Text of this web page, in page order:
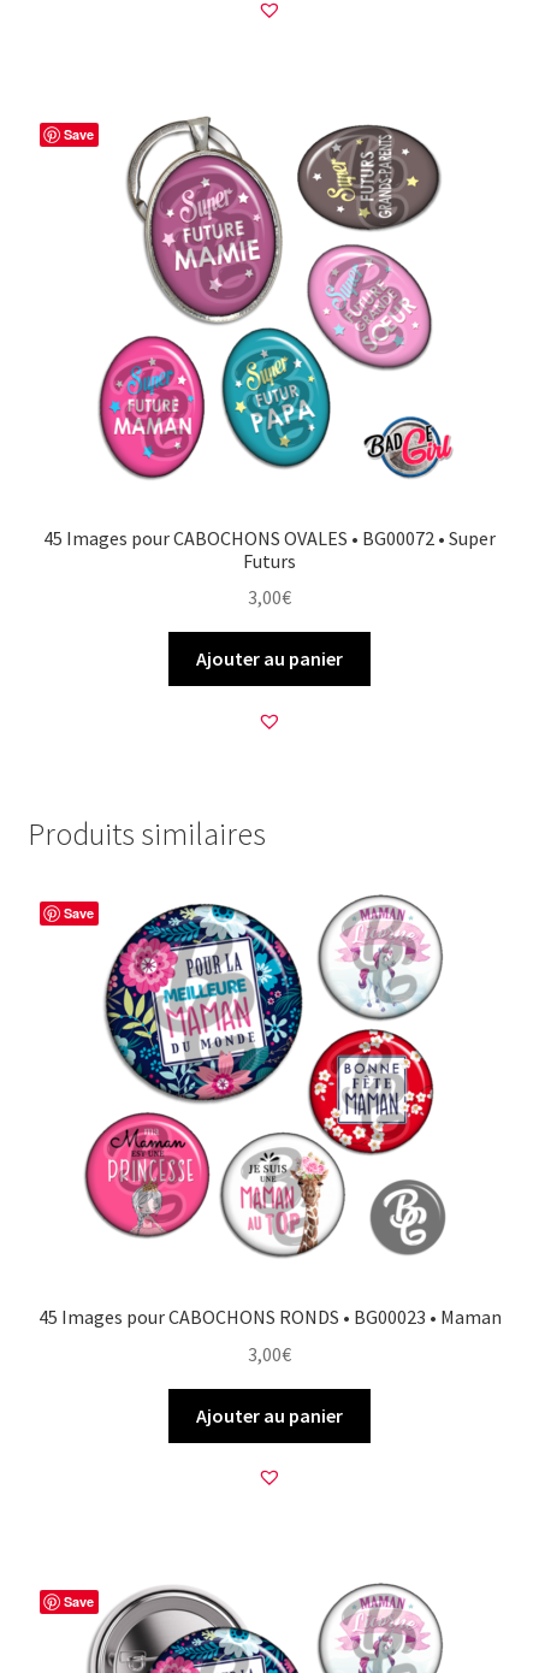
Save
45 Images pour CABOCHONS OVALES • BG00072 • Super
Futurs
3,00€
Ajouter au panier
Produits similaires
Save
45 Images pour CABOCHONS RONDS • BG00023 • Maman
3,00€
Ajouter au panier
Save